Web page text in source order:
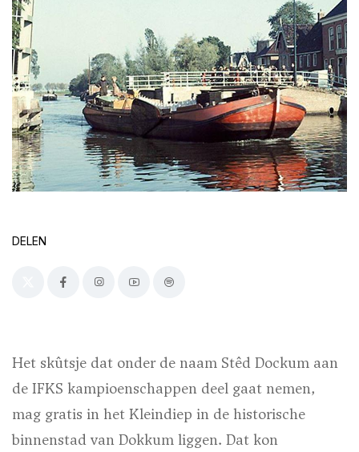
DELEN
Het skûtsje dat onder de naam Stêd Dockum aan
de IFKS kampioenschappen deel gaat nemen,
mag gratis in het Kleindiep in de historische
binnenstad van Dokkum liggen. Dat kon